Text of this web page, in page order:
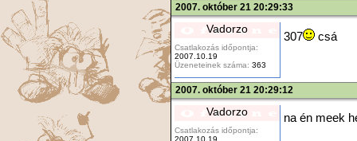
2007. október 21 20:29:33
Vadorzo
Csatlakozás időpontja:
2007.10.19
Üzeneteinek száma: 363
307 csá
2007. október 21 20:29:12
Vadorzo
Csatlakozás időpontja:
na én meek